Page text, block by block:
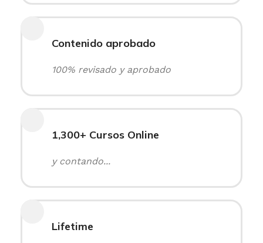
Contenido aprobado
100% revisado y aprobado
1,300+ Cursos Online
y contando...
Lifetime